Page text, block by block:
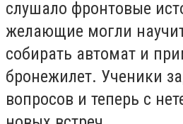
слушало фронтовые
желающие могли
собирать автомат и
бронежилет. Ученики
вопросов и теперь с